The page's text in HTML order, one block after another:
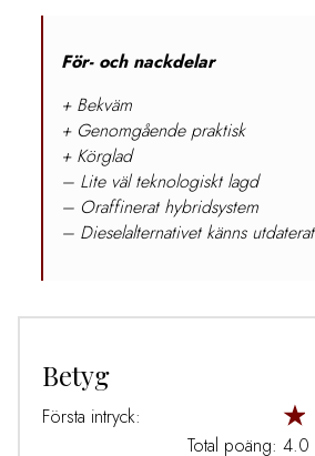
För- och nackdelar
+ Bekväm
+ Genomgående praktisk
+ Körglad
– Lite väl teknologiskt lagd
– Oraffinerat hybridsystem
– Dieselalternativet känns utdaterat
Betyg
Första intryck:
Total poäng: 4.0